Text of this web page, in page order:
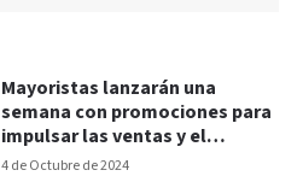
4 de Octubre de 2024
Mayoristas lanzarán una
semana con promociones para
impulsar las ventas y el
consumo